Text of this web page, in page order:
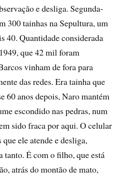
e desliga. Segunda-
300 tainhas na Sepultura, um
40. Quantidade considerada
que 42 mil foram
vinham de fora para
das redes. Era tainha que
60 anos depois, Naro mantém
escondido nas pedras, num
sido fraca por aqui. O celular
ele atende e desliga,
tanto. É com o filho, que está
atrás do montão de mato,